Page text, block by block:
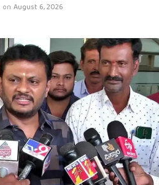
on August 6, 2026